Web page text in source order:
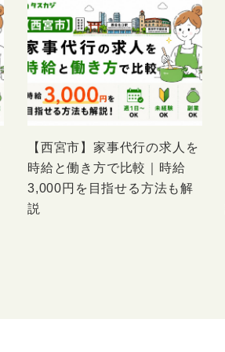
【西宮市】家事代行の求人を
時給と働き方で比較｜時給
3,000円を目指せる方法も解
説